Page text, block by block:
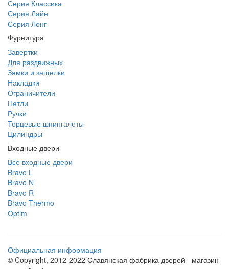
Серия Классика
Серия Лайн
Серия Лонг
Фурнитура
Завертки
Для раздвижных
Замки и защелки
Накладки
Ограничители
Петли
Ручки
Торцевые шпингалеты
Цилиндры
Входные двери
Все входные двери
Bravo L
Bravo N
Bravo R
Bravo Thermo
Optim
Официальная информация
© Copyright, 2012-2022 Славянская фабрика дверей - магазин